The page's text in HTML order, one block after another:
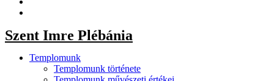
Szent Imre Plébánia
Templomunk
Templomunk története